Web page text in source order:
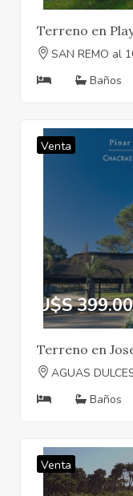
Terreno en
SAN REMO al
Baños
Venta
U$S
Terreno en
AGUAS
Baños
Venta